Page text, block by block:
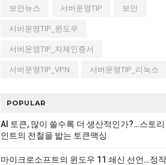
보안뉴스
서버운영TIP
보안
서버운영TIP_윈도우
서버운영TIP_자체인증서
서버운영TIP_VPN
서버운영TIP_리눅스
POPULAR
AI 토큰, 많이 쓸수록 더 생산적인가?…스토리
인트의 전철을 밟는 토큰맥싱
마이크로소프트의 윈도우 11 쇄신 선언…정